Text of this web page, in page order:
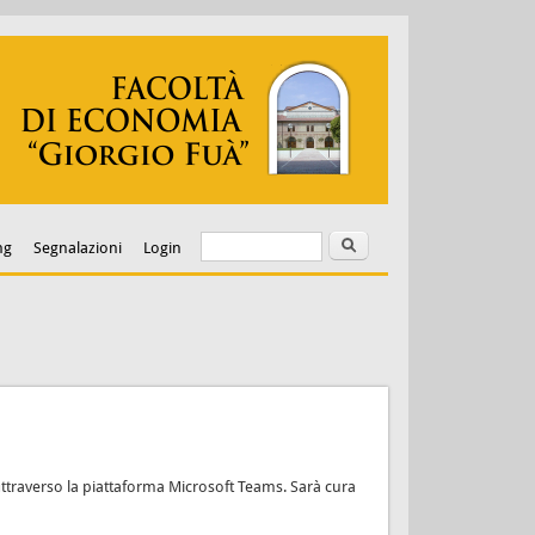
Segnalazioni Login Form di ricerca
Cerca
la piattaforma Microsoft Teams. Sarà cura